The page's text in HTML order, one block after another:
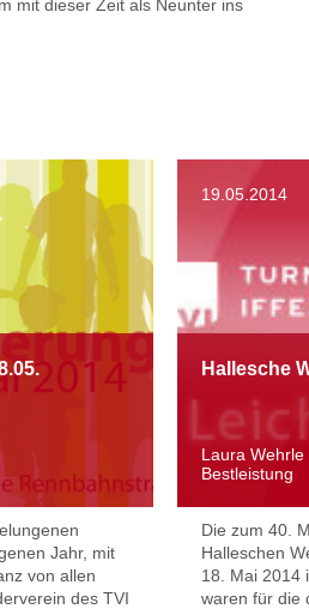
mit dieser Zeit als Neunter ins
Jahr, mit
von allen
des TVI
19.05.2014
Hallesche
Laura
Bestleistung
Die zum 40.
Halleschen
18. Mai 2014
waren für die